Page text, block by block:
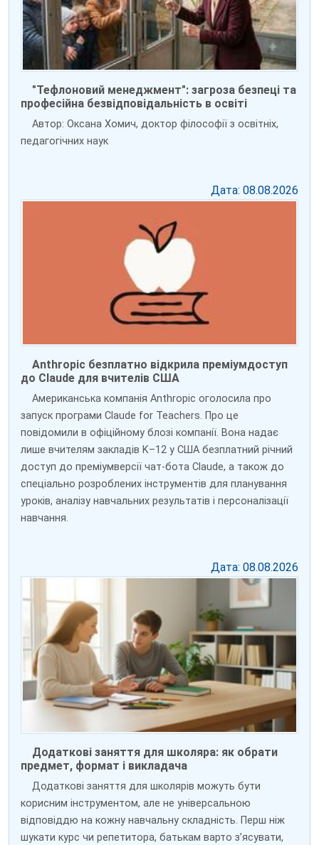
"Тефлоновий менеджмент": загроза безпеці та
професійна безвідповідальність в освіті
Автор: Оксана Хомич, доктор філософії з освітніх,
педагогічних наук
Дата: 08.08.2026
Anthropic безплатно відкрила преміумдоступ
до Claude для вчителів США
Американська компанія Anthropic оголосила про
запуск програми Claude for Teachers. Про це
повідомили в офіційному блозі компанії. Вона надає
лише вчителям закладів K–12 у США безплатний річний
доступ до преміумверсії чат-бота Claude, а також до
спеціально розроблених інструментів для планування
уроків, аналізу навчальних результатів і персоналізації
навчання.
Дата: 08.08.2026
Додаткові заняття для школяра: як обрати
предмет, формат і викладача
Додаткові заняття для школярів можуть бути
корисним інструментом, але не універсальною
відповіддю на кожну навчальну складність. Перш ніж
шукати курс чи репетитора, батькам варто з’ясувати,